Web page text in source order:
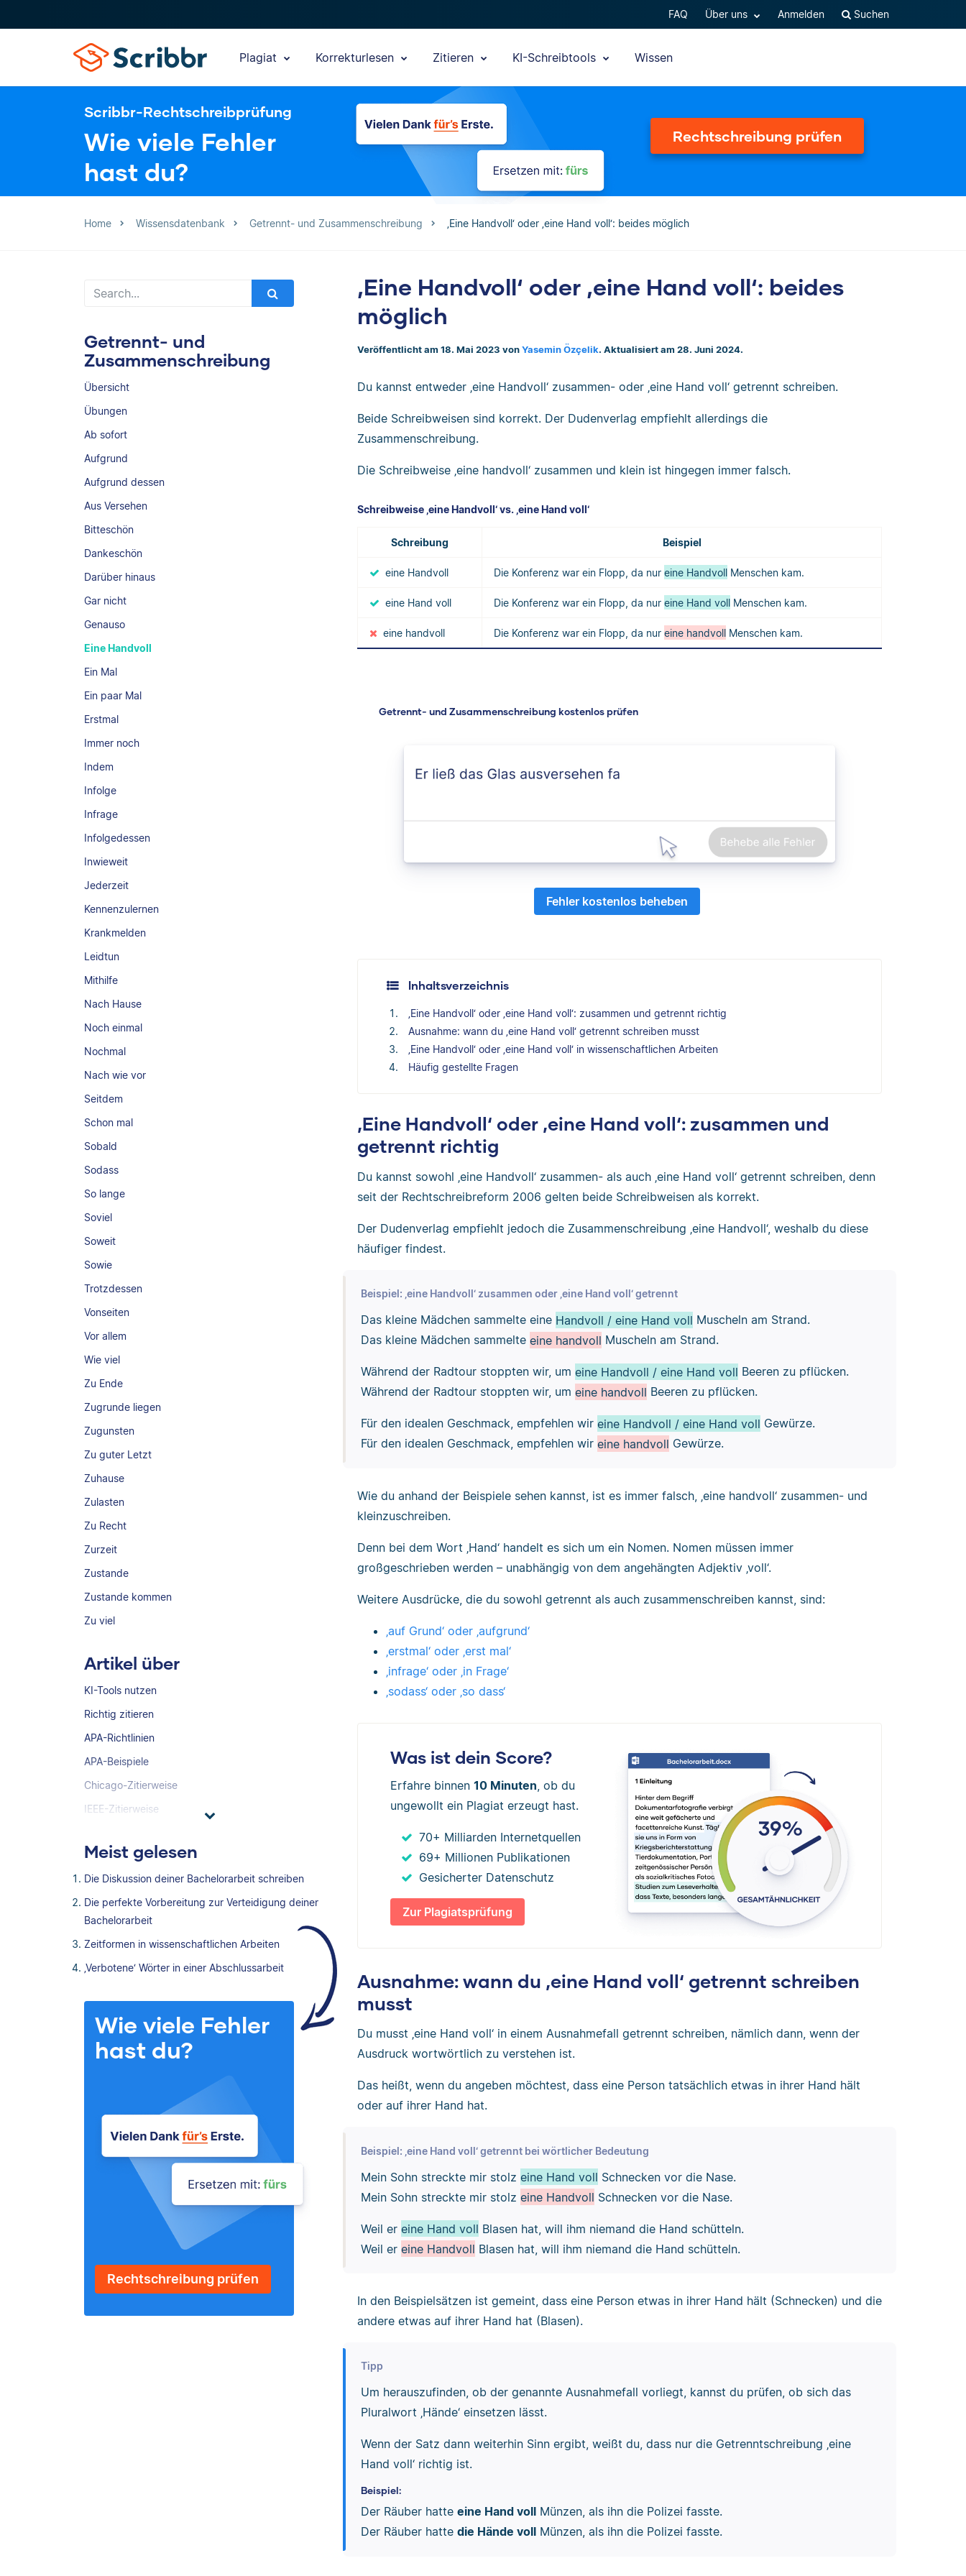
FAQ Über uns Anmelden Suchen
Plagiat Korrekturlesen Zitieren KI-Schreibtools Wissen
Scribbr-Rechtschreibprüfung
Wie viele Fehler
hast du?
Rechtschreibung prüfen
Home Wissensdatenbank Getrennt- und Zusammenschreibung ‚Eine Handvoll‘ oder ‚eine Hand voll‘: beides möglich
Getrennt- und
Zusammenschreibung
Übersicht
Übungen
Ab sofort
Aufgrund
Aufgrund dessen
Aus Versehen
Bitteschön
Dankeschön
Darüber hinaus
Gar nicht
Genauso
Eine Handvoll
Ein Mal
Ein paar Mal
Erstmal
Immer noch
Indem
Infolge
Infrage
Infolgedessen
Inwieweit
Jederzeit
Kennenzulernen
Krankmelden
Leidtun
Mithilfe
Nach Hause
Noch einmal
Nochmal
Nach wie vor
Seitdem
Schon mal
Sobald
Sodass
So lange
Soviel
Soweit
Sowie
Trotzdessen
Vonseiten
Vor allem
Wie viel
Zu Ende
Zugrunde liegen
Zugunsten
Zu guter Letzt
Zuhause
Zulasten
Zu Recht
Zurzeit
Zustande
Zustande kommen
Zu viel
Artikel über
KI-Tools nutzen
Richtig zitieren
APA-Richtlinien
APA-Beispiele
Chicago-Zitierweise
IEEE-Zitierweise
Meist gelesen
Die Diskussion deiner Bachelorarbeit schreiben
Die perfekte Vorbereitung zur Verteidigung deiner
Bachelorarbeit
Zeitformen in wissenschaftlichen Arbeiten
‚Verbotene‘ Wörter in einer Abschlussarbeit
Wie viele Fehler
hast du?
Rechtschreibung prüfen
‚Eine Handvoll‘ oder ‚eine Hand voll‘: beides
möglich
Veröffentlicht am 18. Mai 2023 von Yasemin Özçelik. Aktualisiert am 28. Juni 2024.
Du kannst entweder ‚eine Handvoll‘ zusammen- oder ‚eine Hand voll‘ getrennt schreiben.
Beide Schreibweisen sind korrekt. Der Dudenverlag empfiehlt allerdings die
Zusammenschreibung.
Die Schreibweise ‚eine handvoll‘ zusammen und klein ist hingegen immer falsch.
Schreibweise ‚eine Handvoll‘ vs. ‚eine Hand voll‘
Schreibung Beispiel
eine Handvoll Die Konferenz war ein Flopp, da nur eine Handvoll Menschen kam.
eine Hand voll Die Konferenz war ein Flopp, da nur eine Hand voll Menschen kam.
eine handvoll Die Konferenz war ein Flopp, da nur eine handvoll Menschen kam.
Getrennt- und Zusammenschreibung kostenlos prüfen
Fehler kostenlos beheben
Inhaltsverzeichnis
‚Eine Handvoll‘ oder ‚eine Hand voll‘: zusammen und getrennt richtig
Ausnahme: wann du ‚eine Hand voll‘ getrennt schreiben musst
‚Eine Handvoll‘ oder ‚eine Hand voll‘ in wissenschaftlichen Arbeiten
Häufig gestellte Fragen
‚Eine Handvoll‘ oder ‚eine Hand voll‘: zusammen und
getrennt richtig
Du kannst sowohl ‚eine Handvoll‘ zusammen- als auch ‚eine Hand voll‘ getrennt schreiben, denn
seit der Rechtschreibreform 2006 gelten beide Schreibweisen als korrekt.
Der Dudenverlag empfiehlt jedoch die Zusammenschreibung ‚eine Handvoll‘, weshalb du diese
häufiger findest.
Beispiel: ‚eine Handvoll‘ zusammen oder ‚eine Hand voll‘ getrennt
Das kleine Mädchen sammelte eine Handvoll / eine Hand voll Muscheln am Strand.
Das kleine Mädchen sammelte eine handvoll Muscheln am Strand.
Während der Radtour stoppten wir, um eine Handvoll / eine Hand voll Beeren zu pflücken.
Während der Radtour stoppten wir, um eine handvoll Beeren zu pflücken.
Für den idealen Geschmack, empfehlen wir eine Handvoll / eine Hand voll Gewürze.
Für den idealen Geschmack, empfehlen wir eine handvoll Gewürze.
Wie du anhand der Beispiele sehen kannst, ist es immer falsch, ‚eine handvoll‘ zusammen- und
kleinzuschreiben.
Denn bei dem Wort ‚Hand‘ handelt es sich um ein Nomen. Nomen müssen immer
großgeschrieben werden – unabhängig von dem angehängten Adjektiv ‚voll‘.
Weitere Ausdrücke, die du sowohl getrennt als auch zusammenschreiben kannst, sind:
‚auf Grund‘ oder ‚aufgrund‘
‚erstmal‘ oder ‚erst mal‘
‚infrage‘ oder ‚in Frage‘
‚sodass‘ oder ‚so dass‘
Was ist dein Score?
Erfahre binnen 10 Minuten , ob du
ungewollt ein Plagiat erzeugt hast.
70+ Milliarden Internetquellen
69+ Millionen Publikationen
Gesicherter Datenschutz
Zur Plagiatsprüfung
Ausnahme: wann du ‚eine Hand voll‘ getrennt schreiben
musst
Du musst ‚eine Hand voll‘ in einem Ausnahmefall getrennt schreiben, nämlich dann, wenn der
Ausdruck wortwörtlich zu verstehen ist.
Das heißt, wenn du angeben möchtest, dass eine Person tatsächlich etwas in ihrer Hand hält
oder auf ihrer Hand hat.
Beispiel: ‚eine Hand voll‘ getrennt bei wörtlicher Bedeutung
Mein Sohn streckte mir stolz eine Hand voll Schnecken vor die Nase.
Mein Sohn streckte mir stolz eine Handvoll Schnecken vor die Nase.
Weil er eine Hand voll Blasen hat, will ihm niemand die Hand schütteln.
Weil er eine Handvoll Blasen hat, will ihm niemand die Hand schütteln.
In den Beispielsätzen ist gemeint, dass eine Person etwas in ihrer Hand hält (Schnecken) und die
andere etwas auf ihrer Hand hat (Blasen).
Tipp
Um herauszufinden, ob der genannte Ausnahmefall vorliegt, kannst du prüfen, ob sich das
Pluralwort ‚Hände‘ einsetzen lässt.
Wenn der Satz dann weiterhin Sinn ergibt, weißt du, dass nur die Getrenntschreibung ‚eine
Hand voll‘ richtig ist.
Beispiel:
Der Räuber hatte eine Hand vollMünzen, als ihn die Polizei fasste.
Der Räuber hatte die Hände vollMünzen, als ihn die Polizei fasste.